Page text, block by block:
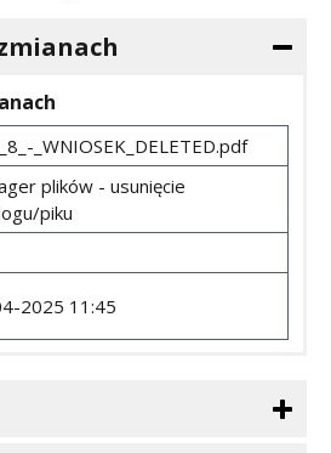
_WNIOSEK_DELETED.pdf
plików - usunięcie
piku
2025 11:45